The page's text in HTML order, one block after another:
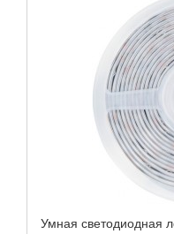
Умная светодиодная